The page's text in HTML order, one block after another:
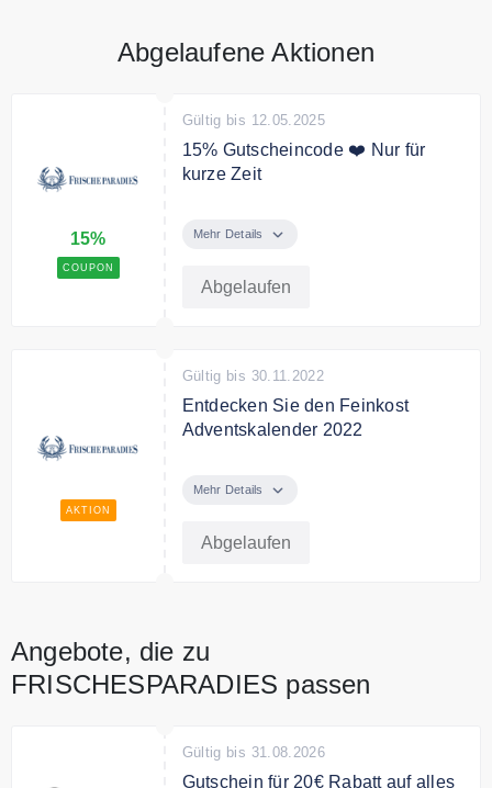
Abgelaufene Aktionen
15%
COUPON
Gültig bis 12.05.2025
15% Gutscheincode ❤️ Nur für
kurze Zeit
Code 15% Rabatt auf das gesamte
Mehr Details
Abgelaufen
AKTION
Gültig bis 30.11.2022
Entdecken Sie den Feinkost
Adventskalender 2022
Adventskalender 2022 von
Mehr Details
Abgelaufen
Angebote, die zu
FRISCHESPARADIES passen
Gültig bis 31.08.2026
Gutschein für 20€ Rabatt auf alles